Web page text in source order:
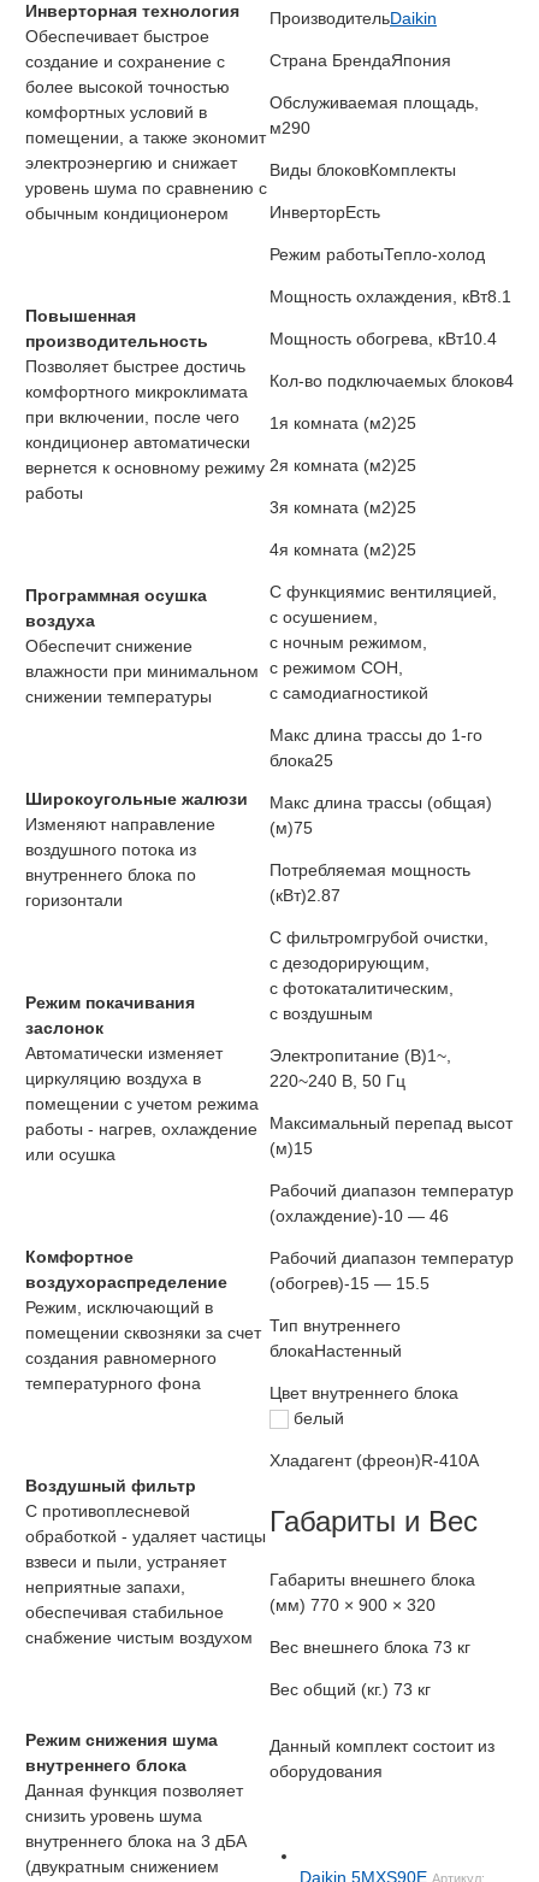
Инверторная технология
Обеспечивает быстрое
создание и сохранение с
более высокой точностью
комфортных условий в
помещении, а также экономит
электроэнергию и снижает
уровень шума по сравнению с
обычным кондиционером
Повышенная
производительность
Позволяет быстрее достичь
комфортного микроклимата
при включении, после чего
кондиционер автоматически
вернется к основному режиму
работы
Программная осушка
воздуха
Обеспечит снижение
влажности при минимальном
снижении температуры
Широкоугольные жалюзи
Изменяют направление
воздушного потока из
внутреннего блока по
горизонтали
Режим покачивания
заслонок
Автоматически изменяет
циркуляцию воздуха в
помещении с учетом режима
работы - нагрев, охлаждение
или осушка
Комфортное
воздухораспределение
Режим, исключающий в
помещении сквозняки за счет
создания равномерного
температурного фона
Воздушный фильтр
С противоплесневой
обработкой - удаляет частицы
взвеси и пыли, устраняет
неприятные запахи,
обеспечивая стабильное
снабжение чистым воздухом
Режим снижения шума
внутреннего блока
Данная функция позволяет
снизить уровень шума
внутреннего блока на 3 дБА
(двукратным снижением
ПроизводительDaikin
Страна БрендаЯпония
Обслуживаемая площадь,
м290
Виды блоковКомплекты
ИнверторЕсть
Режим работыТепло-холод
Мощность охлаждения, кВт8.1
Мощность обогрева, кВт10.4
Кол-во подключаемых блоков4
1я комната (м2)25
2я комната (м2)25
3я комната (м2)25
4я комната (м2)25
С функциямис вентиляцией,
с осушением,
с ночным режимом,
с режимом СОН,
с самодиагностикой
Макс длина трассы до 1-го
блока25
Макс длина трассы (общая)
(м)75
Потребляемая мощность
(кВт)2.87
С фильтромгрубой очистки,
с дезодорирующим,
с фотокаталитическим,
с воздушным
Электропитание (В)1~,
220~240 В, 50 Гц
Максимальный перепад высот
(м)15
Рабочий диапазон температур
(охлаждение)-10 — 46
Рабочий диапазон температур
(обогрев)-15 — 15.5
Тип внутреннего
блокаНастенный
Цвет внутреннего блока
белый
Хладагент (фреон)R-410A
Габариты и Вес
Габариты внешнего блока
(мм) 770 × 900 × 320
Вес внешнего блока 73 кг
Вес общий (кг.) 73 кг
Данный комплект состоит из
оборудования
Daikin 5MXS90E Артикул: